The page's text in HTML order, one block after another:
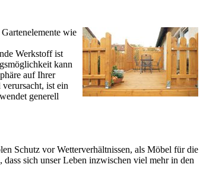
wie
Werkstoff ist
kann
auf Ihrer
ist ein
generell
Schutz vor Wetterverhältnissen, als Möbel für die
sich unser Leben inzwischen viel mehr in den